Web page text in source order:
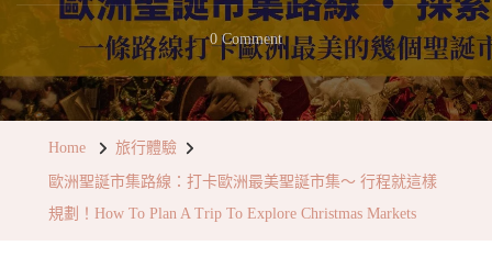
0 CommentOn
洲
Home 旅行體驗
歐洲聖誕市集路線：打卡歐洲最美聖誕市集～ 行程就這樣
規劃！How To Plan A Trip To Explore Christmas Markets